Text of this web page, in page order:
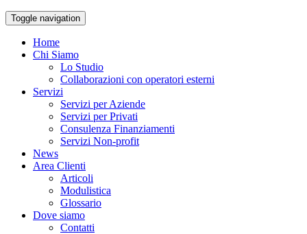
Toggle navigation
Home
Chi Siamo
Lo Studio
Collaborazioni con operatori esterni
Servizi
Servizi per Aziende
Servizi per Privati
Consulenza Finanziamenti
Servizi Non-profit
News
Area Clienti
Articoli
Modulistica
Glossario
Dove siamo
Contatti